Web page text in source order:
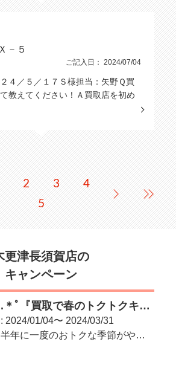
－５
ご記入日： 2024/07/04
４／５／１７Ｓ様担当：矢野Ｑ買
教えてください！Ａ買取店を初め
2 3
4
5
更津長須賀店の
キャンペーン
＊.｡.＊ﾟ『買取で春のトクトクキャンペーン♪』＊.｡.＊ﾟ
2024/01/04〜 2024/03/31
୨୧：半年に一度のおトクな季節がやってきた！：୨୧